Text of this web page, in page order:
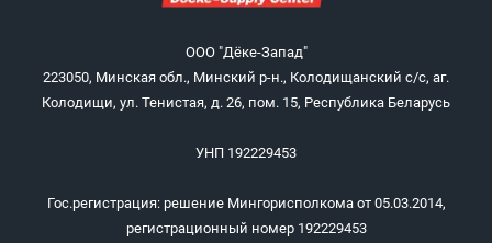
ООО "Дёке-Запад"
223050, Минская обл., Минский р-н., Колодищанский с/с, аг.
Колодищи, ул. Тенистая, д. 26, пом. 15, Республика Беларусь
УНП 192229453
Гос.регистрация: решение Мингорисполкома от 05.03.2014,
регистрационный номер 192229453